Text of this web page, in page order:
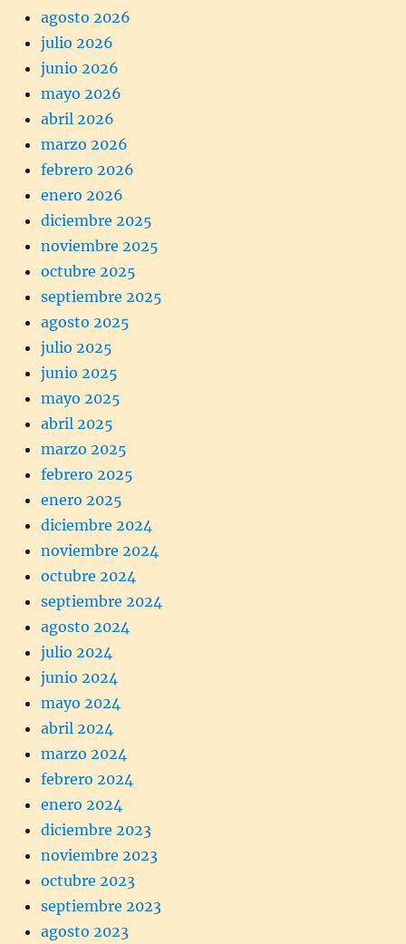
agosto 2026
julio 2026
junio 2026
mayo 2026
abril 2026
marzo 2026
febrero 2026
enero 2026
diciembre 2025
noviembre 2025
octubre 2025
septiembre 2025
agosto 2025
julio 2025
junio 2025
mayo 2025
abril 2025
marzo 2025
febrero 2025
enero 2025
diciembre 2024
noviembre 2024
octubre 2024
septiembre 2024
agosto 2024
julio 2024
junio 2024
mayo 2024
abril 2024
marzo 2024
febrero 2024
enero 2024
diciembre 2023
noviembre 2023
octubre 2023
septiembre 2023
agosto 2023